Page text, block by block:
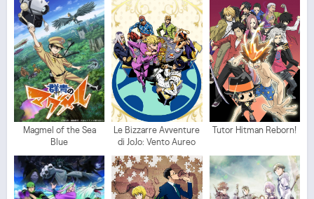
Magmel of the Sea
Blue
Le Bizzarre Avventure
di JoJo: Vento Aureo
Tutor Hitman Reborn!